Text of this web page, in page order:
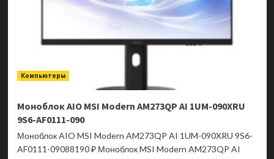
BPE1410
90PT03W5-
Компьютеры
Моноблок AIO MSI Modern AM273QP AI 1UM-090XRU
9S6-AF0111-090
Моноблок AIO MSI Modern AM273QP AI 1UM-090XRU 9S6-
AF0111-09088190 ₽ Моноблок MSI Modern AM273QP AI